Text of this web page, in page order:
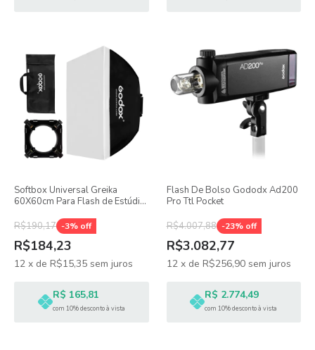
Softbox Universal Greika
60X60cm Para Flash de Estúdio
R$190,17 -3% off
R$184,23
12 x de R$15,35 sem juros
R$ 165,81
com 10% desconto à vista
Flash De Bolso Gododx Ad200
Pro Ttl Pocket
R$4.007,88 -23% off
R$3.082,77
12 x de R$256,90 sem juros
R$ 2.774,49
com 10% desconto à vista